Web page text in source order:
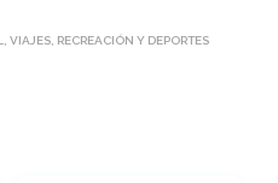
VIAJES, RECREACIÓN Y DEPORTES